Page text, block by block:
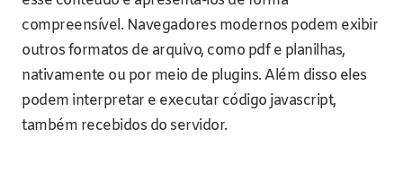
compreensível. Navegadores modernos podem exibir
outros formatos de arquivo, como pdf e planilhas,
nativamente ou por meio de plugins. Além disso eles
podem interpretar e executar código javascript,
também recebidos do servidor.